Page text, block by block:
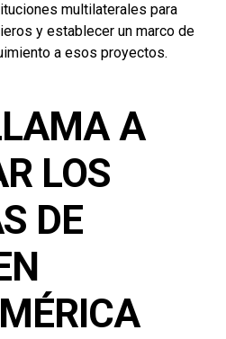
multilaterales para
y establecer un marco de
a esos proyectos.
A
LOS
DE